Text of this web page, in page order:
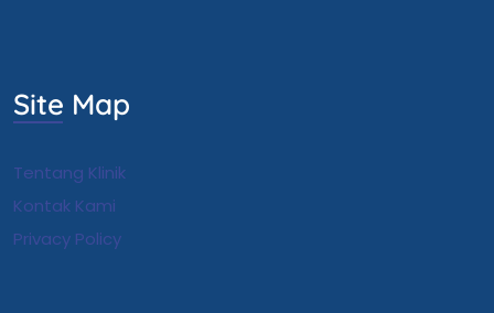
Site Map
Tentang Klinik
Kontak Kami
Privacy Policy